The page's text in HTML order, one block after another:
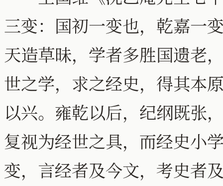
三变：国初一变也，乾嘉一
天造草昧，学者多胜国遗老
世之学，求之经史，得其本
以兴。雍乾以后，纪纲既张
复视为经世之具，而经史小
变，言经者及今文，考史者